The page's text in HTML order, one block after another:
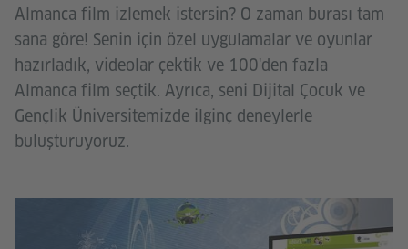
Almanca film izlemek istersin? O zaman burası tam
sana göre! Senin için özel uygulamalar ve oyunlar
hazırladık, videolar çektik ve 100'den fazla
Almanca film seçtik. Ayrıca, seni Dijital Çocuk ve
Gençlik Üniversitemizde ilginç deneylerle
buluşturuyoruz.